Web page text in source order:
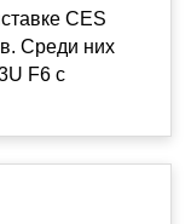
CES
Среди них
F6 с